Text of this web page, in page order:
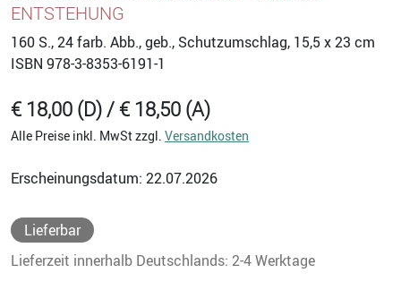
ENTSTEHUNG
160 S., 24 farb. Abb., geb., Schutzumschlag, 15,5 x 23 cm
ISBN 978-3-8353-6191-1
€ 18,00 (D) / € 18,50 (A)
Alle Preise inkl. MwSt zzgl. Versandkosten
Erscheinungsdatum: 22.07.2026
Lieferbar
Lieferzeit innerhalb Deutschlands: 2-4 Werktage